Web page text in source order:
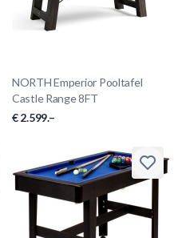
NORTH Emperior Pooltafel
Castle Range 8FT
€ 2.599.–